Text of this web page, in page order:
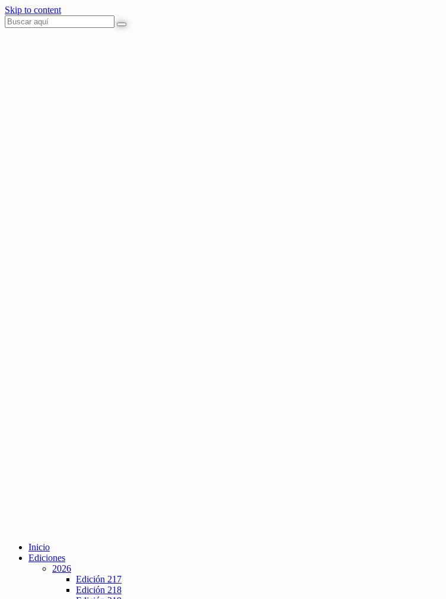
Skip to content
Inicio
Ediciones
2026
Edición 217
Edición 218